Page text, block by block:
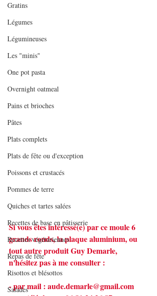
Gratins
Légumes
Légumineuses
Les "minis"
One pot pasta
Overnight oatmeal
Pains et brioches
Pâtes
Plats complets
Plats de fête ou d'exception
Poissons et crustacés
Pommes de terre
Quiches et tartes salées
Recettes de base en pâtisserie
Recettes végétariennes
Repas de fête
Risottos et blésottos
Salades
Si vous êtes intéressé(e) par ce moule 6
grands ronds, la plaque aluminium, ou
tout autre produit Guy Demarle,
n'hésitez pas à me consulter :
- par mail : aude.demarle@gmail.com